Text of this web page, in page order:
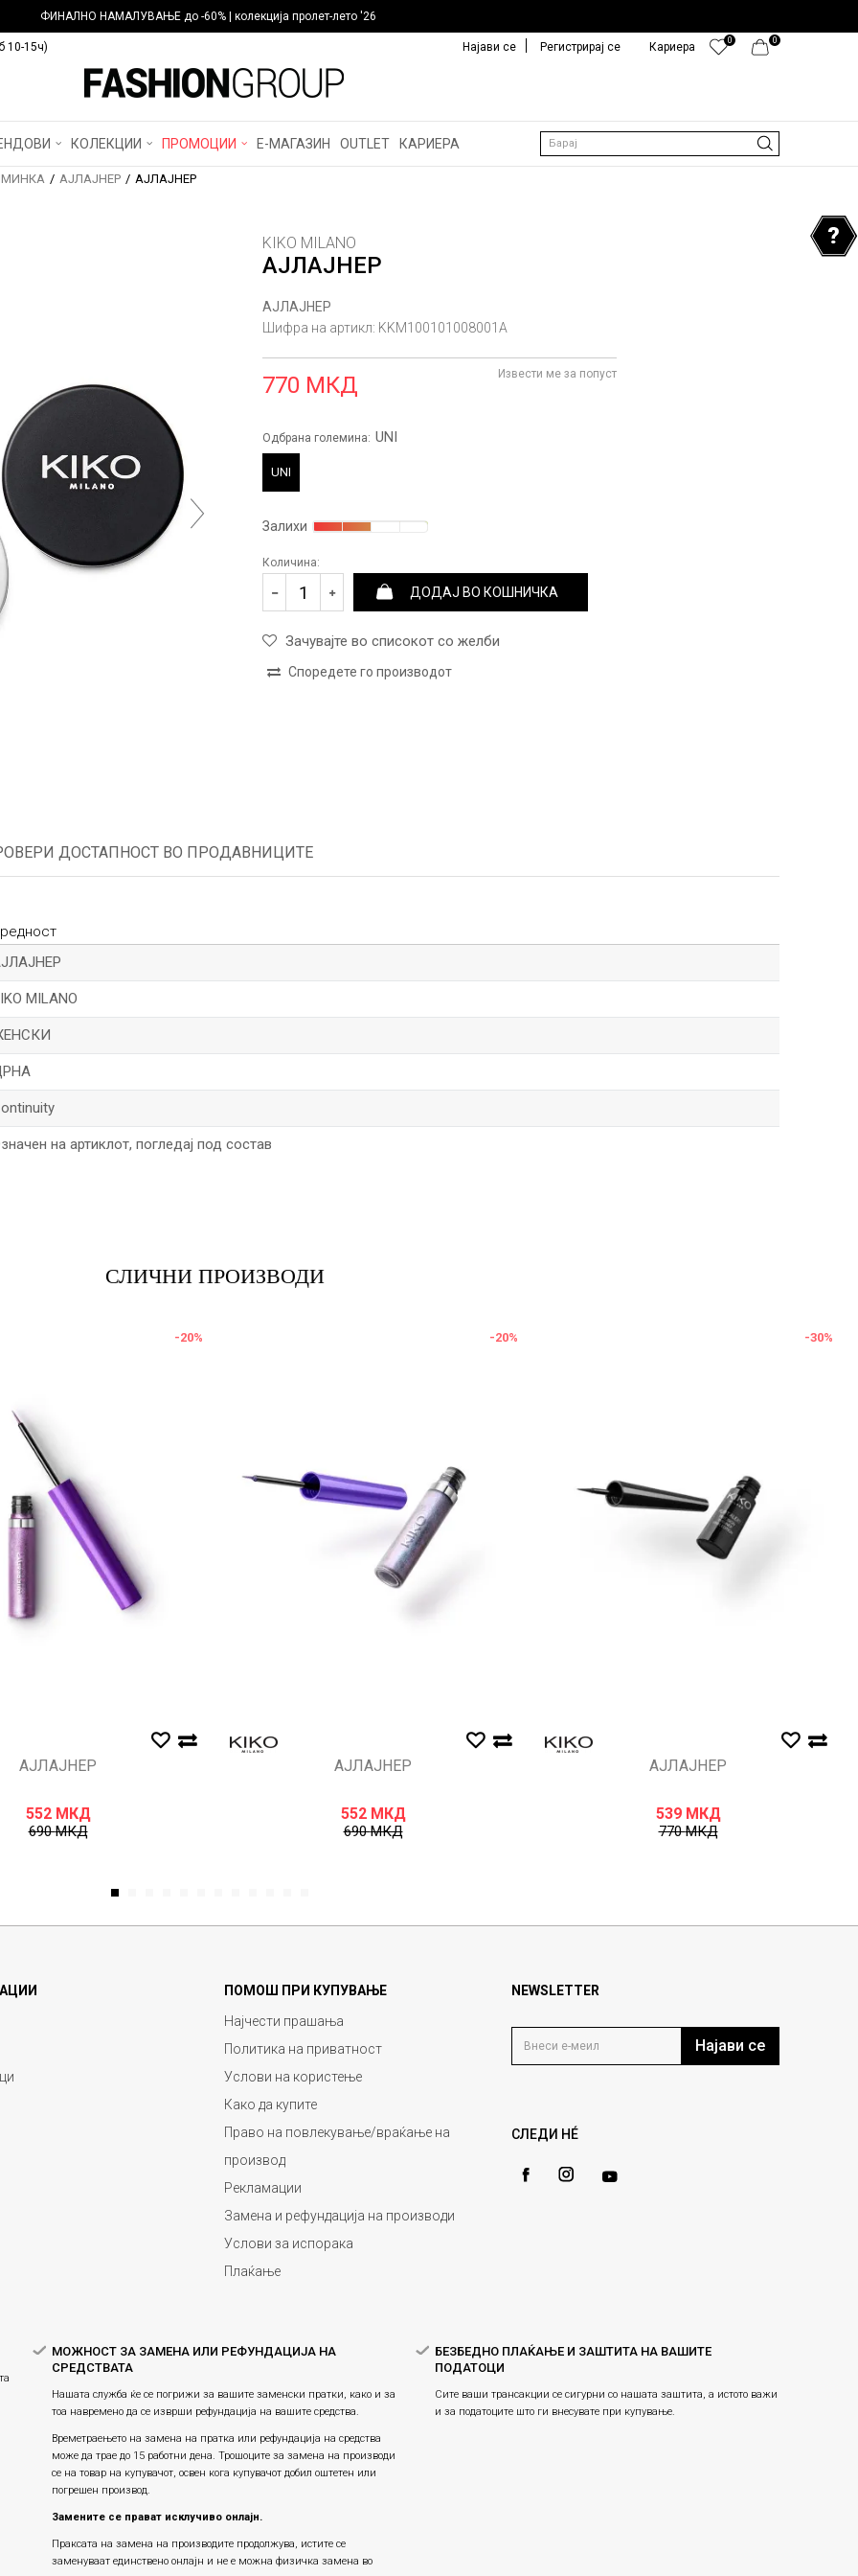
ФИНАЛНО НАМАЛУВАЊЕ до -60% | колекција пролет-лето '26
10-15ч) 0
0
Кариера
Најави се Регистрирај се
КОЛЕКЦИИ ПРОМОЦИИ Е-МАГАЗИН OUTLET КАРИЕРА Барај
АЈЛАЈНЕР АЈЛАЈНЕР
KIKO MILANO
АЈЛАЈНЕР
АЈЛАЈНЕР
Шифра на артикл: KKM100101008001A
770 МКД Извести ме за попуст
Одбрана големина: UNI
UNI
Залихи
Количина:
ДОДАЈ ВО КОШНИЧКА
Зачувајте во списокот со желби
Споредете го производот
ДОСТАПНОСТ ВО ПРОДАВНИЦИТЕ
MILANO
на артиклот, погледај под состав
СЛИЧНИ ПРОИЗВОДИ
-20%
АЈЛАЈНЕР
552 МКД
690МКД
-20%
АЈЛАЈНЕР
552 МКД
690МКД
-30%
АЈЛАЈНЕР
539 МКД
770МКД
1
ПОМОШ ПРИ КУПУВАЊЕ
Најчести прашања
Политика на приватност
Услови на користење
Како да купите
Право на повлекување/враќање на
производ
Рекламации
Замена и рефундација на производи
Услови за испорака
Плаќање
NEWSLETTER
Најави се
СЛЕДИ НÉ
МОЖНОСТ ЗА ЗАМЕНА ИЛИ РЕФУНДАЦИЈА НА
СРЕДСТВАТА
Нашата служба ќе се погрижи за вашите заменски пратки, како и за
тоа навремено да се изврши рефундација на вашите средства.
Времетраењето на замена на пратка или рефундацијa на средства
може да трае до 15 работни дена. Трошоците за замена на производи
се на товар на купувачот, освен кога купувачот добил оштетен или
погрешен производ.
Замените се прават исклучиво онлајн.
Праксата на замена на производите продолжува, истите се
заменуваат единствено онлајн и не е можна физичка замена во
БЕЗБЕДНО ПЛАЌАЊЕ И ЗАШТИТА НА ВАШИТЕ
ПОДАТОЦИ
Сите ваши трансакции се сигурни со нашата заштита, а истото важи
и за податоците што ги внесувате при купување.